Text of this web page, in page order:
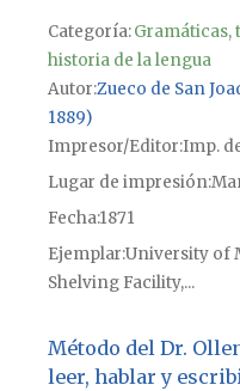
Categoría:Gramáticas,
historia de la lengua
Autor Zueco de San
1889)
Impresor/Editor Imp.
Lugar de impresión
Fecha1871
Ejemplar University of
Shelving Facility,...
Método del Dr.
leer, hablar y